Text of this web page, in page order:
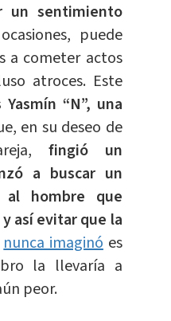
un sentimiento
puede
a cometer actos
atroces. Este
Yasmín “N”, una
en su deseo de
fingió un
a buscar un
al hombre que
así evitar que la
nunca imaginóes
la llevaría a
peor.